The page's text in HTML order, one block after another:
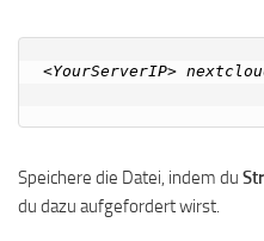
<YourServerIP>
Speichere die Datei, indem du
du dazu aufgefordert wirst.